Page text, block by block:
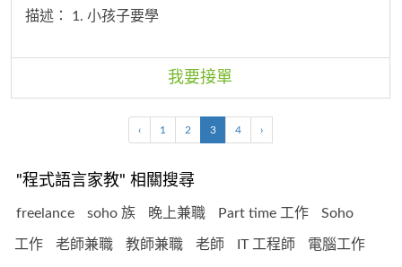
描述： 1. 小孩子要學
我要接單
‹ 1 2 3 4 ›
"程式語言家教" 相關搜尋
freelance soho 族 晚上兼職 Part time 工作 Soho
工作 老師兼職 教師兼職 老師 IT 工程師 電腦工作